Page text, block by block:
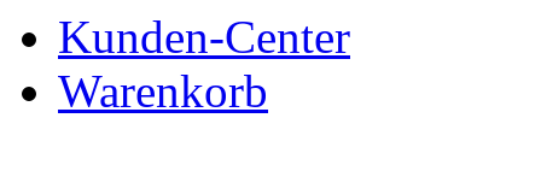
Kunden-Center
Warenkorb